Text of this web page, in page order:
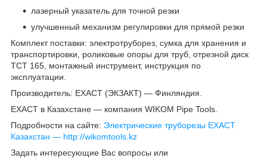
лазерный указатель для точной резки
улучшенный механизм регулировки для прямой резки
Комплект поставки: электротруборез, сумка для хранения и
транспортировки, роликовые опоры для труб, отрезной диск
TCT 165, монтажный инструмент, инструкция по
эксплуатации.
Производитель: EXACT (ЭКЗАКТ) ― Финляндия.
EXACT в Казахстане ― компания WIKOM Pipe Tools.
Подробности на сайте: Электрические труборезы EXACT
Казахстан ― http://wikomtools.kz
Задать интересующие Вас вопросы или